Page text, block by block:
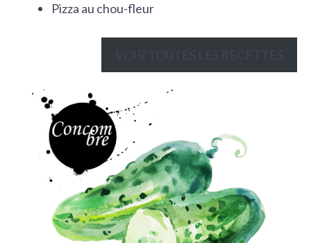
Pizza au chou-fleur
VOIR TOUTES LES RECETTES